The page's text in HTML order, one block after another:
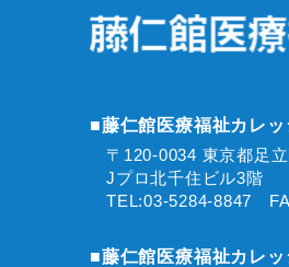
■藤仁館医療福祉カレ
〒120-0034 東京都足
Jプロ北千住ビル3階
TEL:03-5284-8847
■藤仁館医療福祉カレ